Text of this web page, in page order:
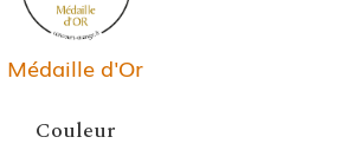
Médaille d'Or
Couleur